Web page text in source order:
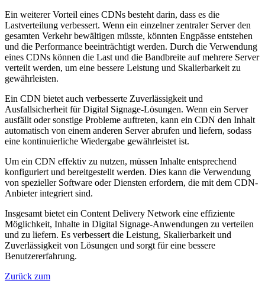
Ein weiterer Vorteil eines CDNs besteht darin, dass es die
Lastverteilung verbessert. Wenn ein einzelner zentraler Server den
gesamten Verkehr bewältigen müsste, könnten Engpässe entstehen
und die Performance beeinträchtigt werden. Durch die Verwendung
eines CDNs können die Last und die Bandbreite auf mehrere Server
verteilt werden, um eine bessere Leistung und Skalierbarkeit zu
gewährleisten.
Ein CDN bietet auch verbesserte Zuverlässigkeit und
Ausfallsicherheit für Digital Signage-Lösungen. Wenn ein Server
ausfällt oder sonstige Probleme auftreten, kann ein CDN den Inhalt
automatisch von einem anderen Server abrufen und liefern, sodass
eine kontinuierliche Wiedergabe gewährleistet ist.
Um ein CDN effektiv zu nutzen, müssen Inhalte entsprechend
konfiguriert und bereitgestellt werden. Dies kann die Verwendung
von spezieller Software oder Diensten erfordern, die mit dem CDN-
Anbieter integriert sind.
Insgesamt bietet ein Content Delivery Network eine effiziente
Möglichkeit, Inhalte in Digital Signage-Anwendungen zu verteilen
und zu liefern. Es verbessert die Leistung, Skalierbarkeit und
Zuverlässigkeit von Lösungen und sorgt für eine bessere
Benutzererfahrung.
Zurück zum